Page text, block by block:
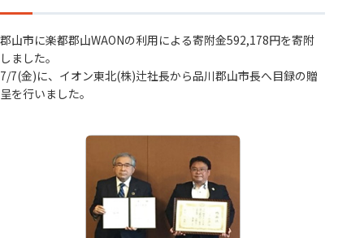
郡山市に楽都郡山WAONの利用による寄附金592,178円を寄附
しました。
7/7(金)に、イオン東北(株)辻社長から品川郡山市長へ目録の贈
呈を行いました。